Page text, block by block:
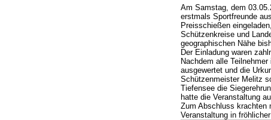
Am Samstag, dem
erstmals Sportfreunde
Preisschießen
Schützenkreise und
geographischen Nähe
Der Einladung waren
Nachdem alle
ausgewertet und die
Schützenmeister Melitz
Tiefensee die
hatte die Veranstaltung
Zum Abschluss krachten
Veranstaltung in